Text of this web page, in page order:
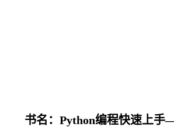
书名：Python编程快速上手